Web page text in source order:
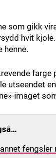
som gikk
hvit
henne.
utseendet
imaget